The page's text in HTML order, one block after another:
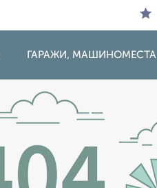
ГАРАЖИ, МАШИНОМЕСТА